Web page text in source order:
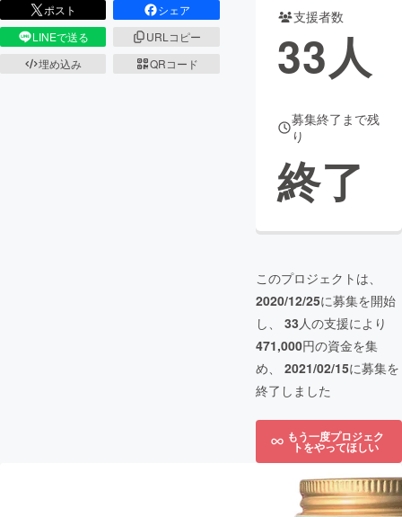
ポスト
シェア
LINEで送る
URLコピー
埋め込み
QRコード
支援者数
33人
募集終了まで残
り
終了
このプロジェクトは、
2020/12/25に募集を開始
し、 33人の支援により
471,000円の資金を集
め、 2021/02/15に募集を
終了しました
もう一度プロジェク
トをやってほしい